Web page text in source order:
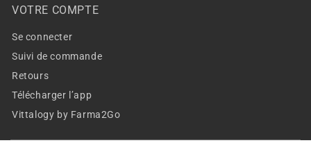
VOTRE COMPTE
Se connecter
Suivi de commande
Retours
Télécharger l’app
Vittalogy by Farma2Go